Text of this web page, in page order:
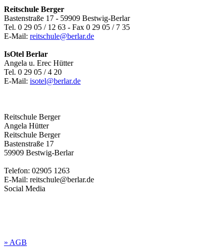
Reitschule Berger
Bastenstraße 17 - 59909 Bestwig-Berlar
Tel. 0 29 05 / 12 63 - Fax 0 29 05 / 7 35
E-Mail: reitschule@berlar.de
IsOtel Berlar
Angela u. Erec Hütter
Tel. 0 29 05 / 4 20
E-Mail: isotel@berlar.de
Reitschule Berger
Angela Hütter
Reitschule Berger
Bastenstraße 17
59909 Bestwig-Berlar
Telefon: 02905 1263
E-Mail: reitschule@berlar.de
Social Media
» AGB